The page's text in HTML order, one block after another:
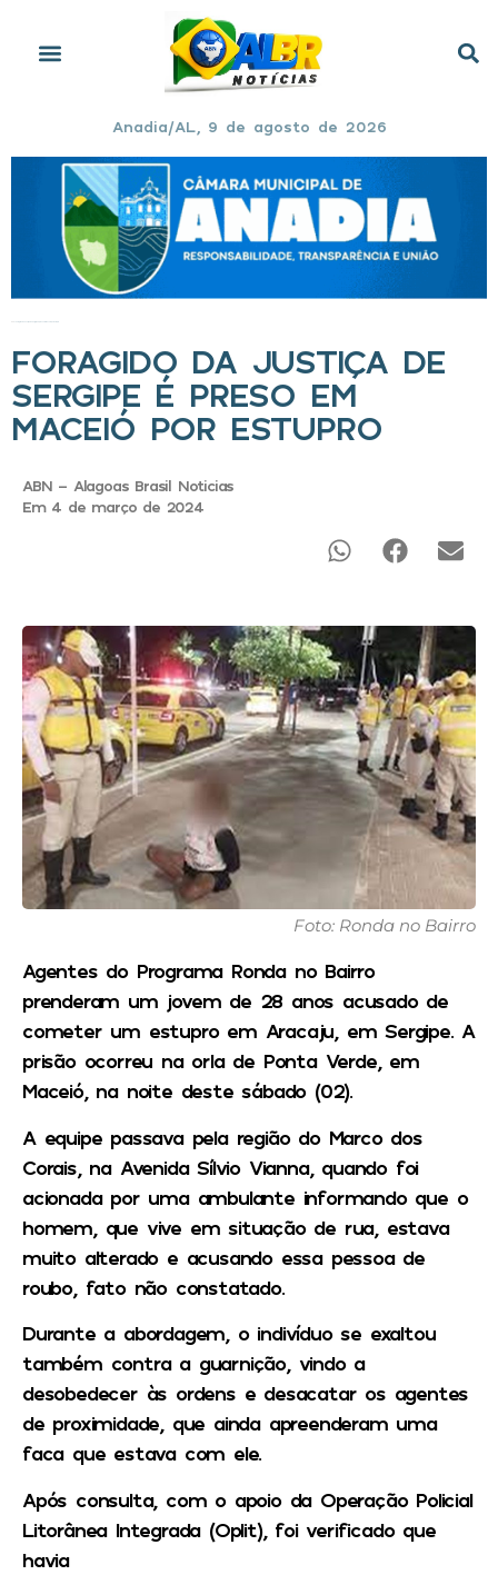
Anadia/AL, 9 de agosto de 2026
FORAGIDO DA JUSTIÇA DE
SERGIPE É PRESO EM
MACEIÓ POR ESTUPRO
ABN - Alagoas Brasil Noticias
Em 4 de março de 2024
Foto: Ronda no Bairro
Agentes do Programa Ronda no Bairro
prenderam um jovem de 28 anos acusado de
cometer um estupro em Aracaju, em Sergipe. A
prisão ocorreu na orla de Ponta Verde, em
Maceió, na noite deste sábado (02).
A equipe passava pela região do Marco dos
Corais, na Avenida Sílvio Vianna, quando foi
acionada por uma ambulante informando que o
homem, que vive em situação de rua, estava
muito alterado e acusando essa pessoa de
roubo, fato não constatado.
Durante a abordagem, o indivíduo se exaltou
também contra a guarnição, vindo a
desobedecer às ordens e desacatar os agentes
de proximidade, que ainda apreenderam uma
faca que estava com ele.
Após consulta, com o apoio da Operação Policial
Litorânea Integrada (Oplit), foi verificado que
havia